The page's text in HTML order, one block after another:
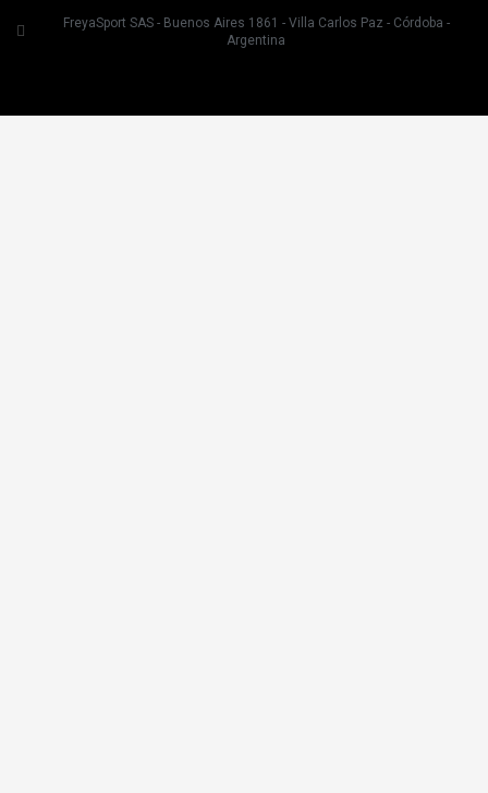
FreyaSport SAS - Buenos Aires 1861 - Villa Carlos Paz - Córdoba -
Argentina